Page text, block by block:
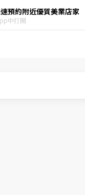
預約附近優質美業店家
中打開